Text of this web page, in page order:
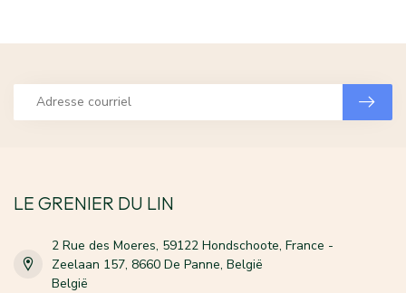
LE GRENIER DU LIN
2 Rue des Moeres, 59122 Hondschoote, France -
Zeelaan 157, 8660 De Panne, België
België